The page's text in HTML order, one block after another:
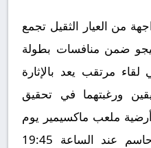
من العيار الثقيل تجمع
ضمن منافسات بطولة
لقاء مرتقب يعد بالإثارة
ورغبتهما في تحقيق
أرضية ملعب ماكسيمير يوم
2025-11-06، في توقيت حاسم عند الساعة 19:45